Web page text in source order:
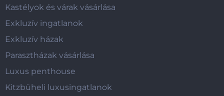
Kastélyok és várak vásárlása
Exkluzív ingatlanok
Exkluzív házak
Parasztházak vásárlása
Luxus penthouse
Kitzbüheli luxusingatlanok